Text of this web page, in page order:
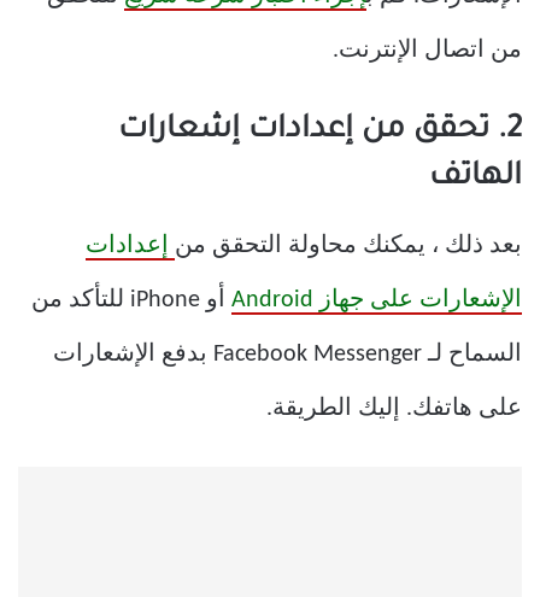
من اتصال الإنترنت.
2. تحقق من إعدادات إشعارات
الهاتف
بعد ذلك ، يمكنك محاولة التحقق من إعدادات
الإشعارات على جهاز Android أو iPhone للتأكد من
السماح لـ Facebook Messenger بدفع الإشعارات
على هاتفك. إليك الطريقة.